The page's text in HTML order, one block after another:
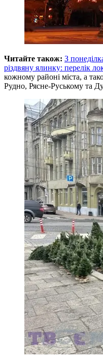
Читайте також: З
різдвяну ялинку: перелік
кожному районі міста, а
Рудно, Рясне‑Руському та